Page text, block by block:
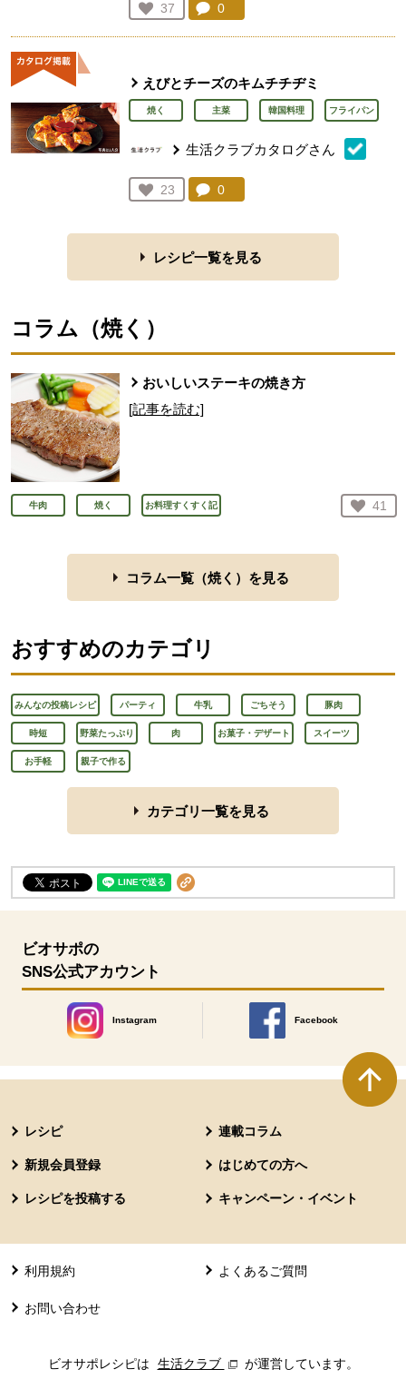
お気に入り登録：
37
人が登録
コメント：
0
えびとチーズのキムチチヂミ
焼く 主菜 韓国料理 フライパン
生活クラブカタログさん
お気に入り登録：
23
人が登録
コメント：
0
レシピ一覧を見る
コラム（焼く ）
おいしいステーキの焼き方
[記事を読む]
牛肉 焼く お料理すくすく記 お気
41
人
コラム一覧（焼く ）を見る
おすすめのカテゴリ
みんなの投稿レシピ パーティ 牛乳 ごちそう 豚肉
時短 野菜たっぷり 肉 お菓子・デザート スイーツ
お手軽 親子で作る
カテゴリ一覧を見る
ビオサポの
SNS公式アカウント
Instagram
別のウィンドウで開きます。
Facebook
別のウィンドウで開きます
レシピ 連載コラム
新規会員登録 はじめての方へ
レシピを投稿する キャンペーン・イベント
利用規約 よくあるご質問
お問い合わせ
ビオサポレシピは 生活クラブ 別のウィンドウで開きます。
が運営しています。